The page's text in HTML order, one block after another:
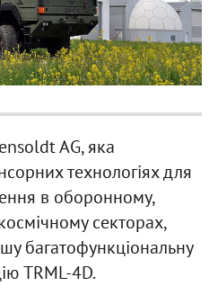
AG, яка
технологіях для
в оборонному,
секторах,
багатофункціональну
TRML-4D.